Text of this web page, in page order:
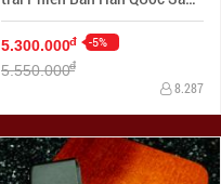
Xuất Năm 2006
5.300.000đ -5%
5.550.000đ
8.287